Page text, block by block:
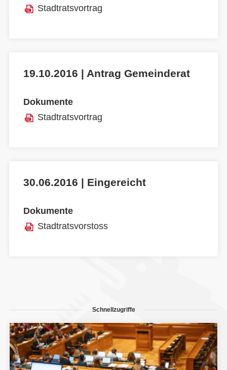
Stadtratsvortrag
19.10.2016 | Antrag Gemeinderat
Dokumente
Stadtratsvortrag
30.06.2016 | Eingereicht
Dokumente
Stadtratsvorstoss
Schnellzugriffe